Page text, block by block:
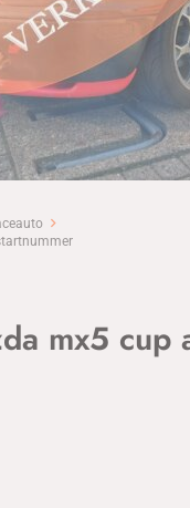
mx5 cup